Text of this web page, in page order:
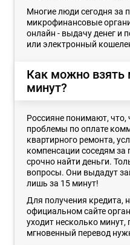
Многие люди сегодня
микрофинансовые
онлайн - выдачу денег и
или электронный
Как можно взять
минут?
Россияне понимают,
проблемы по оплате
квартирного ремонта,
компенсации соседям за
срочно найти деньги.
вопросы. Они выдадут
лишь за 15 минут!
Для получения кредита,
официальном сайте
уходит несколько минут,
мгновенный перевод